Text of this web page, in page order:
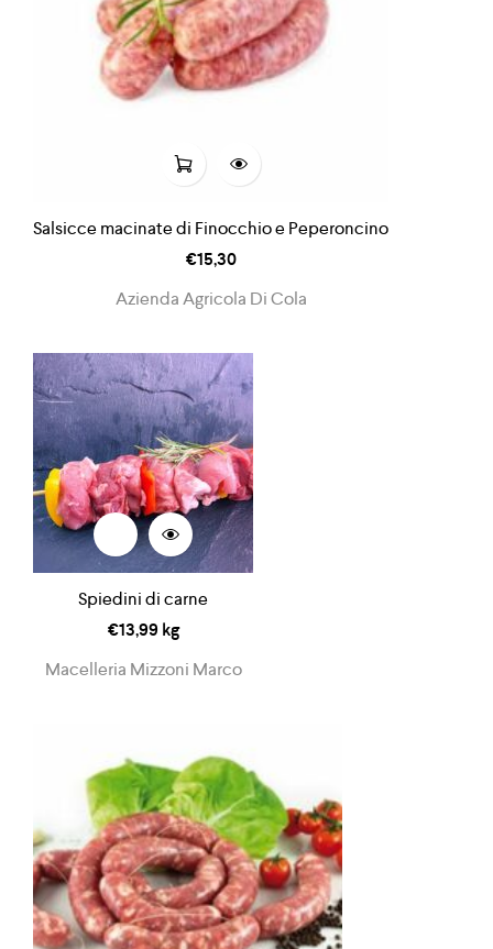
Salsicce macinate di Finocchio e Peperoncino
€15,30
Azienda Agricola Di Cola
Spiedini di carne
€13,99 kg
Macelleria Mizzoni Marco